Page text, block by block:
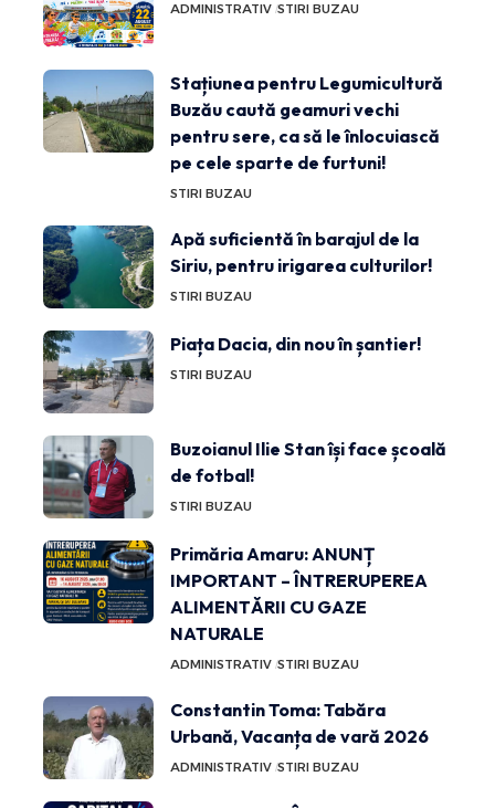
ADMINISTRATIV STIRI BUZAU
Stațiunea pentru Legumicultură
Buzău caută geamuri vechi
pentru sere, ca să le înlocuiască
pe cele sparte de furtuni!
STIRI BUZAU
Apă suficientă în barajul de la
Siriu, pentru irigarea culturilor!
STIRI BUZAU
Piața Dacia, din nou în șantier!
STIRI BUZAU
Buzoianul Ilie Stan își face școală
de fotbal!
STIRI BUZAU
Primăria Amaru: ANUNȚ
IMPORTANT – ÎNTRERUPEREA
ALIMENTĂRII CU GAZE
NATURALE
ADMINISTRATIV STIRI BUZAU
Constantin Toma: Tabăra
Urbană, Vacanța de vară 2026
ADMINISTRATIV STIRI BUZAU